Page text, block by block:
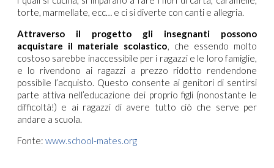
torte, marmellate, ecc… e ci si diverte con canti e allegria.
Attraverso il progetto gli insegnanti possono
acquistare il materiale scolastico, che essendo molto
costoso sarebbe inaccessibile per i ragazzi e le loro famiglie,
e lo rivendono ai ragazzi a prezzo ridotto rendendone
possibile l’acquisto. Questo consente ai genitori di sentirsi
parte attiva nell’educazione dei proprio figli (nonostante le
difficoltà!) e ai ragazzi di avere tutto ciò che serve per
andare a scuola.
Fonte:www.school-mates.org